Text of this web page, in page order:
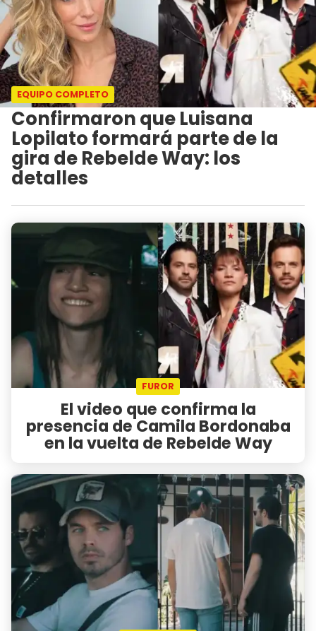
EQUIPO COMPLETO
Confirmaron que Luisana
Lopilato formará parte de la
gira de Rebelde Way: los
detalles
FUROR
El video que confirma la
presencia de Camila Bordonaba
en la vuelta de Rebelde Way